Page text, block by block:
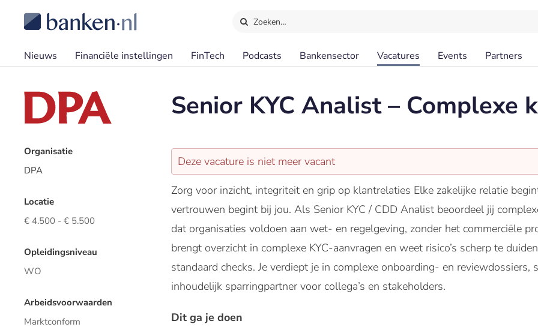
Zoeken…
Nieuws Financiële instellingen FinTech Podcasts Bankensector Vacatures Events Partners
Senior KYC Analist – Complexe
Organisatie
DPA
Locatie
€ 4.500 - € 5.500
Opleidingsniveau
WO
Arbeidsvoorwaarden
Marktconform
Deze vacature is niet meer vacant
Zorg voor inzicht, integriteit en grip op klantrelaties Elke zakelijke relatie
vertrouwen begint bij jou. Als Senior KYC / CDD Analist beoordeel jij
dat organisaties voldoen aan wet- en regelgeving, zonder het commerciële
brengt overzicht in complexe KYC-aanvragen en weet risico’s scherp te
standaard checks. Je verdiept je in complexe onboarding- en reviewdossiers,
inhoudelijk sparringpartner voor collega’s en stakeholders.
Dit ga je doen